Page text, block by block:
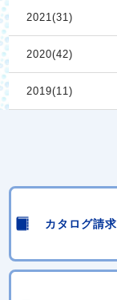
2021(31)
2020(42)
2019(11)
カタログ請求